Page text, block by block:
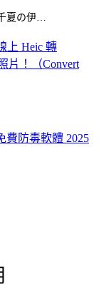
夏の伊…
上 Heic 轉
片！（Convert
費防毒軟體 2025